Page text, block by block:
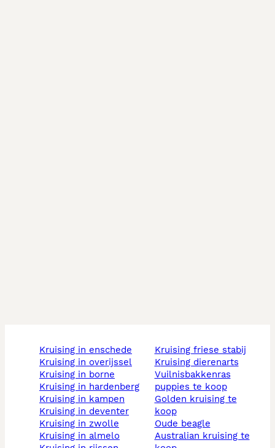
kruising in enschede
kruising in overijssel
kruising in borne
kruising in hardenberg
kruising in kampen
kruising in deventer
kruising in zwolle
kruising in almelo
kruising friese stabij
kruising dierenarts
vuilnisbakkenras
puppies te koop
golden kruising te
koop
oude beagle
australian kruising te